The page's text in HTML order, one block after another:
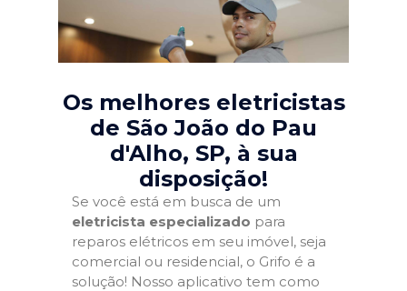
Os melhores eletricistas
de São João do Pau
d'Alho, SP, à sua
disposição!
Se você está em busca de um
eletricista especializado para
reparos elétricos em seu imóvel, seja
comercial ou residencial, o Grifo é a
solução! Nosso aplicativo tem como